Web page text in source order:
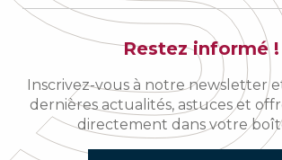
Restez informé !
Inscrivez-vous à notre newsletter
dernières actualités, astuces et
directement dans votre